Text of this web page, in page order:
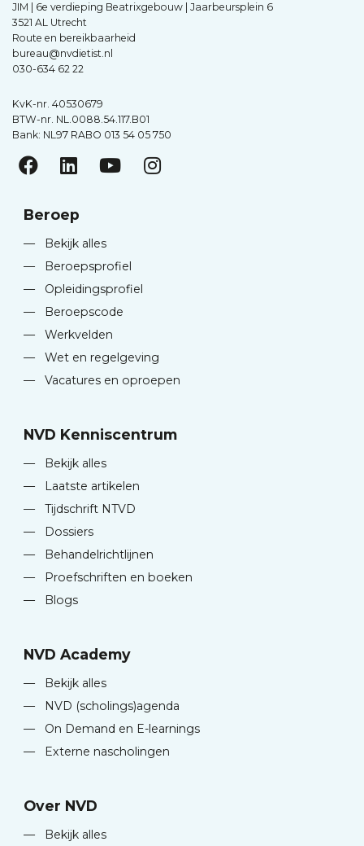
JIM | 6e verdieping Beatrixgebouw | Jaarbeursplein 6
3521 AL Utrecht
Route en bereikbaarheid
bureau@nvdietist.nl
030-634 62 22
KvK-nr. 40530679
BTW-nr. NL.0088.54.117.B01
Bank: NL97 RABO 013 54 05 750
Beroep
—
Bekijk alles
—
Beroepsprofiel
—
Opleidingsprofiel
—
Beroepscode
—
Werkvelden
—
Wet en regelgeving
—
Vacatures en oproepen
NVD Kenniscentrum
—
Bekijk alles
—
Laatste artikelen
—
Tijdschrift NTVD
—
Dossiers
—
Behandelrichtlijnen
—
Proefschriften en boeken
—
Blogs
NVD Academy
—
Bekijk alles
—
NVD (scholings)agenda
—
On Demand en E-learnings
—
Externe nascholingen
Over NVD
—
Bekijk alles